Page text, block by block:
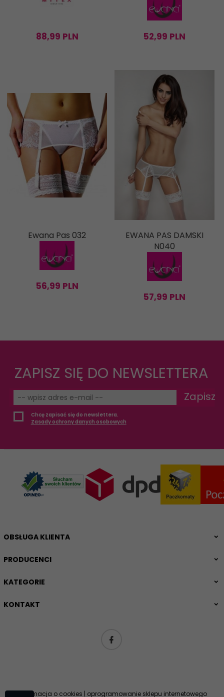
88,99 PLN 52,99 PLN
Ewana Pas 032
56,99 PLN
EWANA PAS DAMSKI
N040
57,99 PLN
ZAPISZ SIĘ DO NEWSLETTERA
Zapisz
Chcę zapisać się do newslettera.
Zasady ochrony danych osobowych
OBSŁUGA KLIENTA
PRODUCENCI
KATEGORIE
KONTAKT
Informacja o cookies | oprogramowanie sklepu internetowego